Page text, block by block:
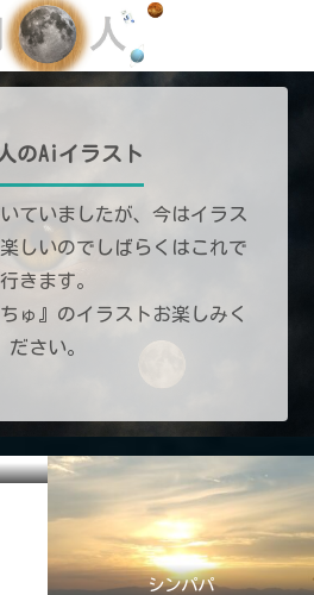
のAiイラスト
ていましたが、今はイラス
しいのでしばらくはこれで
行きます。
ゅ』のイラストお楽しみく
ださい。
シンパパ